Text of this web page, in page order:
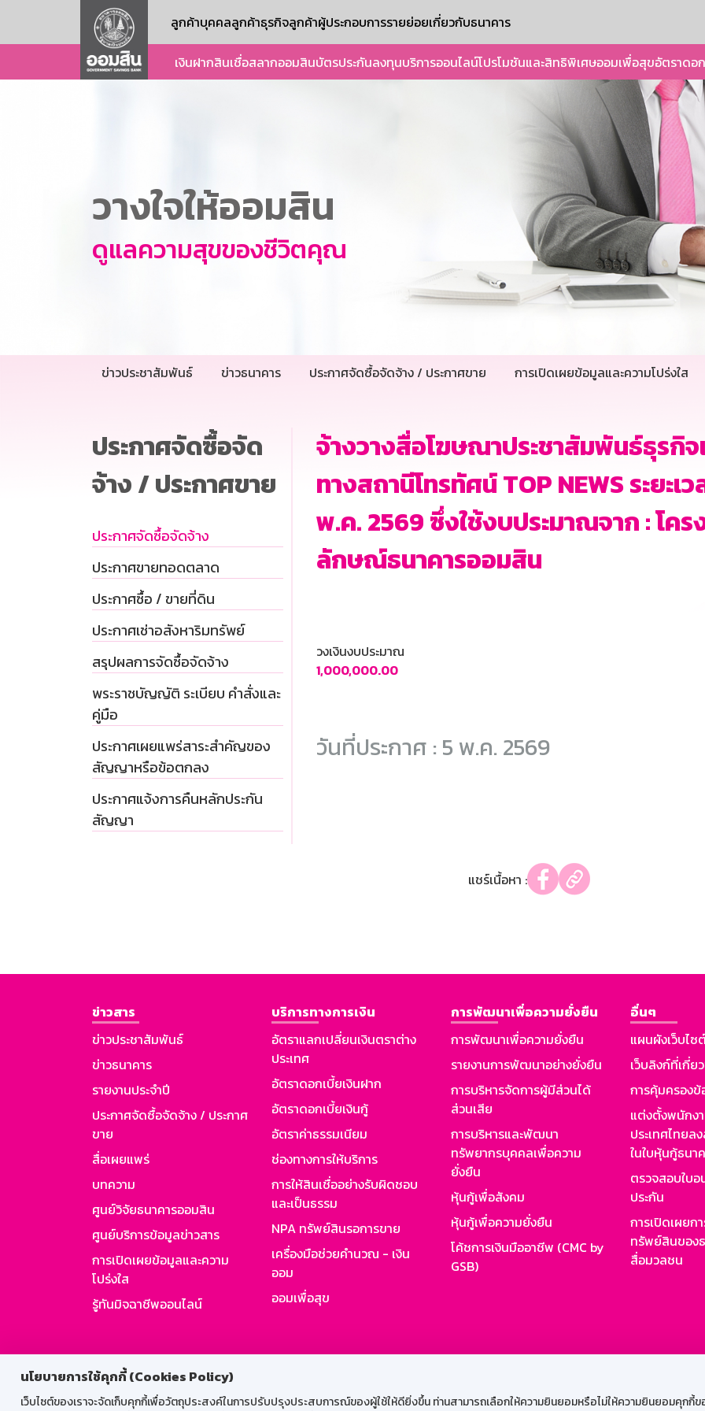
นโยบายการใช้คุกกี้ (Cookies Policy)
เว็บไซต์ของเราจะจัดเก็บคุกกี้เพื่อวัตถุประสงค์ในการปรับปรุงประสบการณ์ของผู้ใช้ให้ดียิ่งขึ้น ท่านสามารถเลือกให้ความยินยอมหรือไม่ให้ความยินยอมคุกกี้ข
ลูกค้าบุคคลลูกค้าธุรกิจลูกค้าผู้ประกอบการรายย่อยเกี่ยวกับธนาคาร
เงินฝากสินเชื่อสลากออมสินบัตรประกันลงทุนบริการออนไลน์โปรโมชันและสิทธิพิเศษออมเพื่อสุขอัตราดอ
วางใจให้ออมสิน
ดูแลความสุขของชีวิตคุณ
ข่าวประชาสัมพันธ์ ข่าวธนาคาร ประกาศจัดซื้อจัดจ้าง / ประกาศขาย การเปิดเผยข้อมูลและความโปร่งใส
ประกาศจัดซื้อจัด
จ้าง / ประกาศขาย
ประกาศจัดซื้อจัดจ้าง
ประกาศขายทอดตลาด
ประกาศซื้อ / ขายที่ดิน
ประกาศเช่าอสังหาริมทรัพย์
สรุปผลการจัดซื้อจัดจ้าง
พระราชบัญญัติ ระเบียบ คำสั่งและ
คู่มือ
ประกาศเผยแพร่สาระสำคัญของ
สัญญาหรือข้อตกลง
ประกาศแจ้งการคืนหลักประกัน
สัญญา
จ้างวางสื่อโฆษณาประชาสัมพันธ์ธุรกิ
ทางสถานีโทรทัศน์ TOP NEWS ระยะเ
พ.ค. 2569 ซึ่งใช้งบประมาณจาก : โค
ลักษณ์ธนาคารออมสิน
วงเงินงบประมาณ
1,000,000.00
วันที่ประกาศ : 5 พ.ค. 2569
แชร์เนื้อหา :
ข่าวสาร
ข่าวประชาสัมพันธ์
ข่าวธนาคาร
รายงานประจำปี
ประกาศจัดซื้อจัดจ้าง / ประกาศ
ขาย
สื่อเผยแพร่
บทความ
ศูนย์วิจัยธนาคารออมสิน
ศูนย์บริการข้อมูลข่าวสาร
การเปิดเผยข้อมูลและความ
โปร่งใส
รู้ทันมิจฉาชีพออนไลน์
บริการทางการเงิน
อัตราแลกเปลี่ยนเงินตราต่าง
ประเทศ
อัตราดอกเบี้ยเงินฝาก
อัตราดอกเบี้ยเงินกู้
อัตราค่าธรรมเนียม
ช่องทางการให้บริการ
การให้สินเชื่ออย่างรับผิดชอบ
และเป็นธรรม
NPA ทรัพย์สินรอการขาย
เครื่องมือช่วยคำนวณ - เงิน
ออม
ออมเพื่อสุข
การพัฒนาเพื่อความยั่งยืน
การพัฒนาเพื่อความยั่งยืน
รายงานการพัฒนาอย่างยั่งยืน
การบริหารจัดการผู้มีส่วนได้
ส่วนเสีย
การบริหารและพัฒนา
ทรัพยากรบุคคลเพื่อความ
ยั่งยืน
หุ้นกู้เพื่อสังคม
หุ้นกู้เพื่อความยั่งยืน
โค้ชการเงินมืออาชีพ (CMC by
GSB)
อื่นๆ
แผนผังเว็บไซ
เว็บลิงก์ที่เกี่ย
การคุ้มครอง
แต่งตั้งพนักง
ประเทศไทยล
ในใบหุ้นกู้ธนา
ตรวจสอบใบ
ประกัน
การเปิดเผยก
ทรัพย์สินของ
สื่อมวลชน